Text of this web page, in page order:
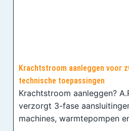
Krachtstroom aanleggen voor
technische toepassingen
Krachtstroom aanleggen?
verzorgt 3-fase
machines, warmtepompen